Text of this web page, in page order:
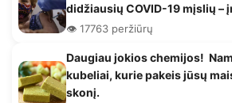
didžiausių COVID-19 mįslių –
👁️ 17763 peržiūrų
Daugiau jokios chemijos!
kubeliai, kurie pakeis jūsų
skonį.